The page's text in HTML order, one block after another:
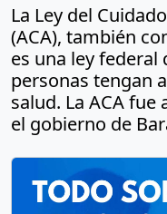
La Ley del
(ACA), también
es una ley federal
personas tengan
salud. La ACA
el gobierno de